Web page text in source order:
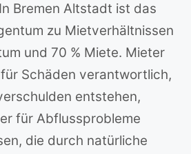
Bremen Altstadt ist das
zu Mietverhältnissen
und 70 % Miete. Mieter
Schäden verantwortlich,
entstehen,
für Abflussprobleme
die durch natürliche